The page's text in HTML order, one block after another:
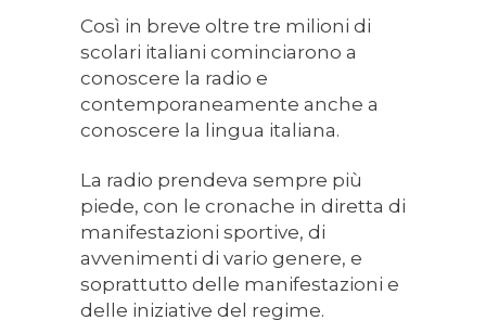
Così in breve oltre tre milioni di
scolari italiani cominciarono a
conoscere la radio e
contemporaneamente anche a
conoscere la lingua italiana.
La radio prendeva sempre più
piede, con le cronache in diretta di
manifestazioni sportive, di
avvenimenti di vario genere, e
soprattutto delle manifestazioni e
delle iniziative del regime.